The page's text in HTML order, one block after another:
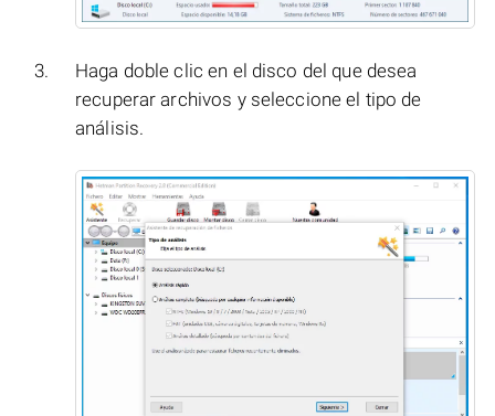
Haga doble clic en el disco del que desea
recuperar archivos y seleccione el tipo de
análisis.